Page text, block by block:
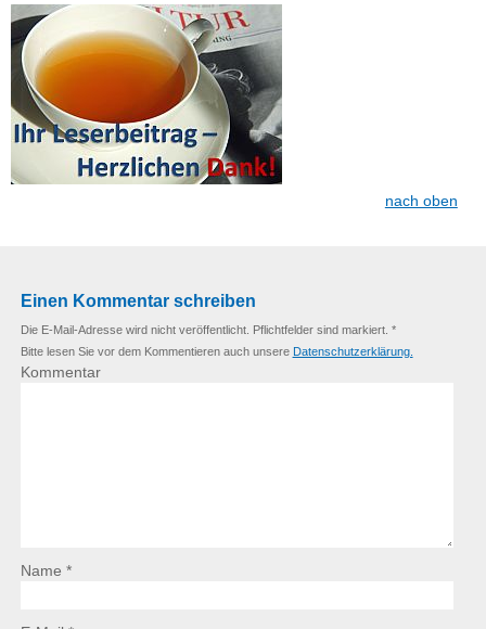
nach oben
Einen Kommentar schreiben
Die E-Mail-Adresse wird nicht veröffentlicht. Pflichtfelder sind markiert. *
Bitte lesen Sie vor dem Kommentieren auch unsere Datenschutzerklärung.
Kommentar
Name *